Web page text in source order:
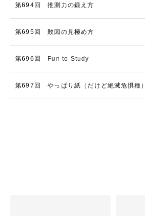
第694回 推測力の鍛え方
第695回 敗因の見極め方
第696回 Fun to Study
第697回 やっぱり紙（だけど絶滅危惧種）